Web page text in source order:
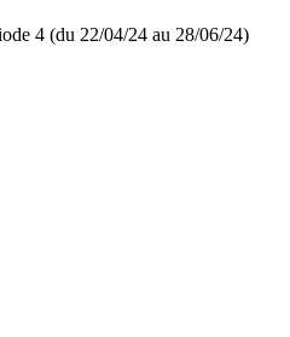
4 (du 22/04/24 au 28/06/24)